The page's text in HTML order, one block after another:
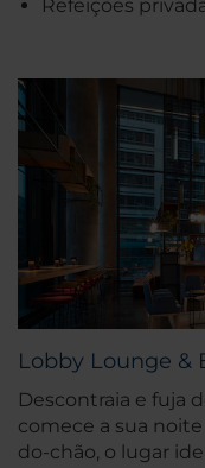
Refeições
Lobby Lounge &
Descontraia e fuja
comece a sua
do-chão, o lugar